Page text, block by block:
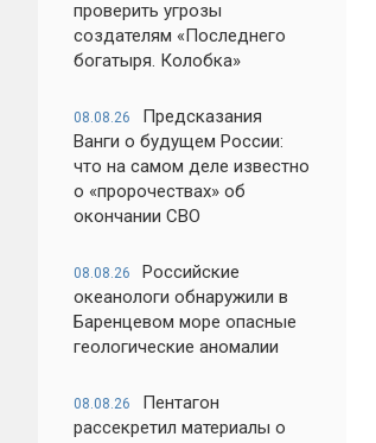
проверить угрозы
создателям «Последнего
богатыря. Колобка»
08.08.26
Предсказания
Ванги о будущем России:
что на самом деле известно
о «пророчествах» об
окончании СВО
08.08.26
Российские
океанологи обнаружили в
Баренцевом море опасные
геологические аномалии
08.08.26
Пентагон
рассекретил материалы о